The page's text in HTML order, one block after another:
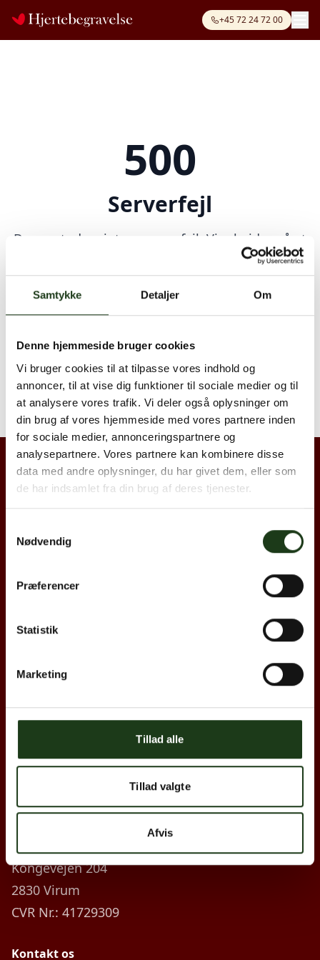
Samtykke Detaljer Om
Denne hjemmeside bruger cookies
Vi bruger cookies til at tilpasse vores indhold og
annoncer, til at vise dig funktioner til sociale medier og til
at analysere vores trafik. Vi deler også oplysninger om
din brug af vores hjemmeside med vores partnere inden
for sociale medier, annonceringspartnere og
analysepartnere. Vores partnere kan kombinere disse
data med andre oplysninger, du har givet dem, eller som
de har indsamlet fra din brug af deres tjenester.
Nødvendig
Præferencer
Statistik
Marketing
Tillad alle
Tillad valgte
Afvis
+45 72 24 72 00
500
Serverfejl
Der opstod en intern serverfejl. Vi arbejder på at
løse problemet. Prøv venligst igen senere.
Kontakt os på +45 72 24 72 00eller info@hjertebegravelse.dk
Alle rettigheder er forbeholdt
Privatlivspolitik og cookies
Forside
Byer
Firma information
Kongevejen 204
2830 Virum
CVR Nr.: 41729309
Kontakt os